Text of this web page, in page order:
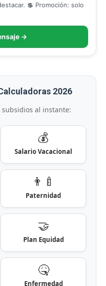
💲 Promoción: solo
→
2026
al instante:
💰
Salario Vacacional
👨‍🍼
Paternidad
🤝
Plan Equidad
🤒
Enfermedad